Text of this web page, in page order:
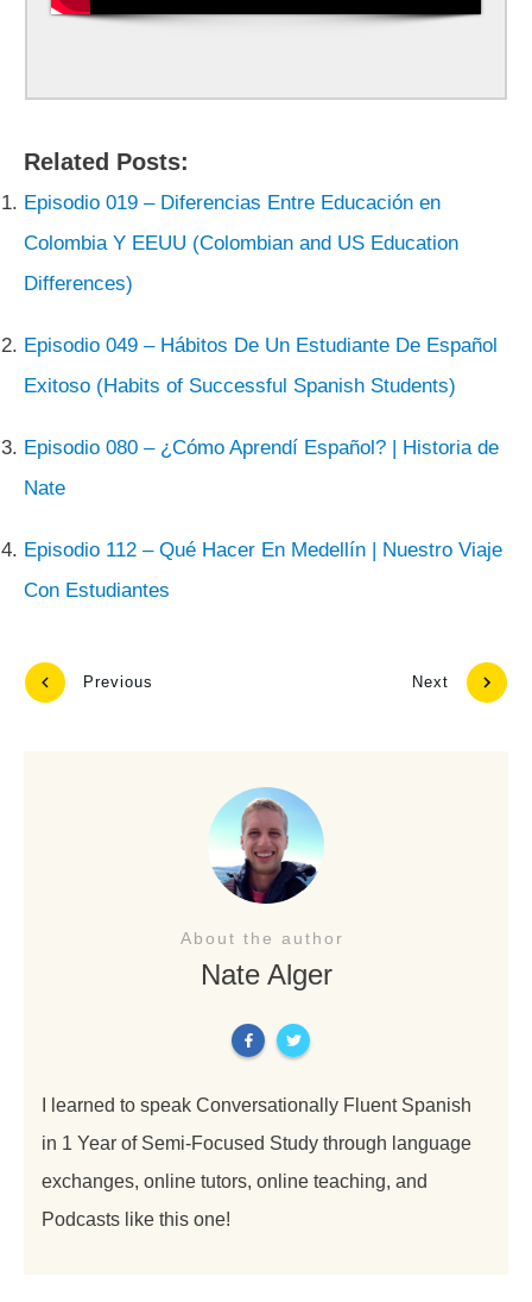
Related Posts:
Episodio 019 – Diferencias Entre Educación en
Colombia Y EEUU (Colombian and US Education
Differences)
Episodio 049 – Hábitos De Un Estudiante De Español
Exitoso (Habits of Successful Spanish Students)
Episodio 080 – ¿Cómo Aprendí Español? | Historia de
Nate
Episodio 112 – Qué Hacer En Medellín | Nuestro Viaje
Con Estudiantes
Previous Next
About the author
Nate Alger
I learned to speak Conversationally Fluent Spanish
in 1 Year of Semi-Focused Study through language
exchanges, online tutors, online teaching, and
Podcasts like this one!